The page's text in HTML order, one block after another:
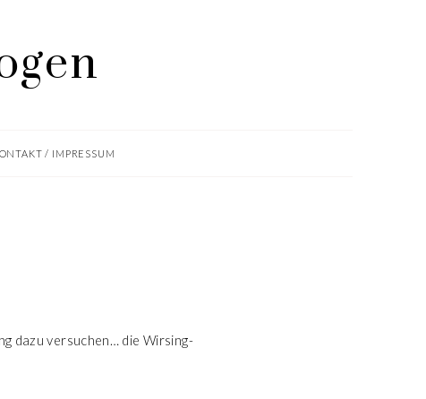
/ IMPRESSUM
dazu versuchen… die Wirsing-